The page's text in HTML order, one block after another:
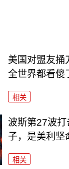
美国对盟友捅
全世界都看傻
相关
波斯第27波
子，是美利坚
相关